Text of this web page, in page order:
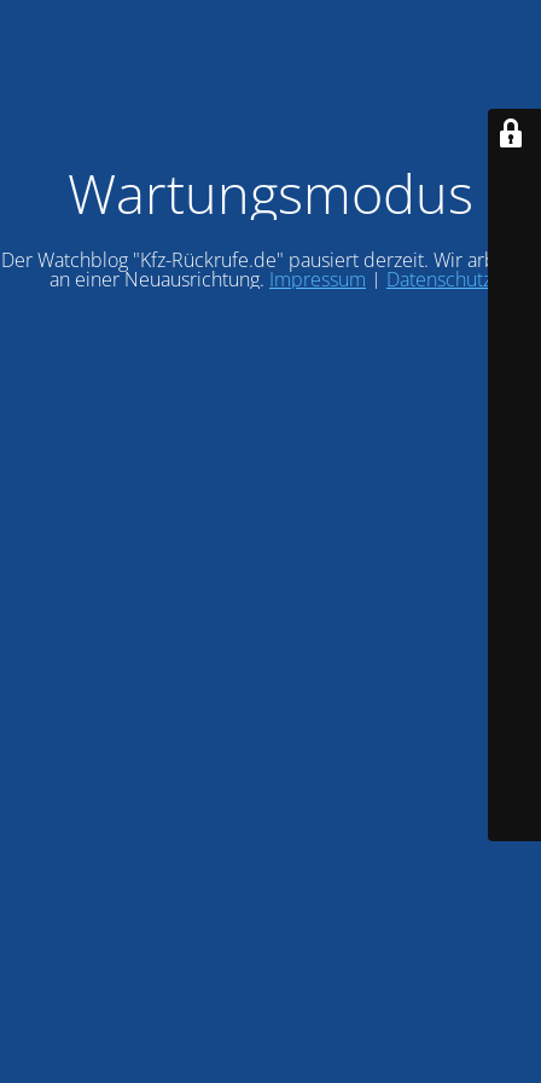
Wartungsmodus
Der Watchblog "Kfz-Rückrufe.de" pausiert derzeit. Wir arbeiten
an einer Neuausrichtung. Impressum | Datenschutz